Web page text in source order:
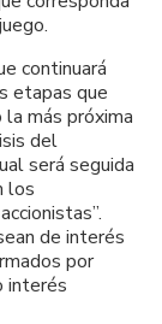
continuará
etapas que
más próxima
del
será seguida
los
de interés
por
interés